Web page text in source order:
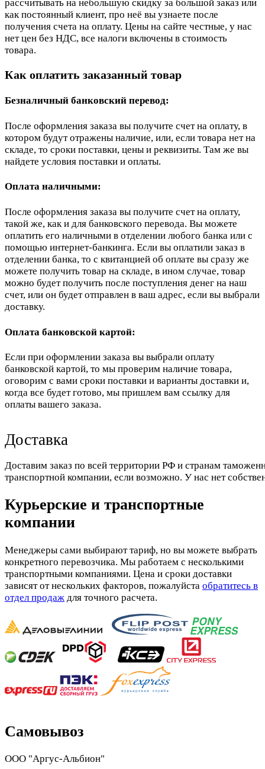
рассчитывать на небольшую скидку за большой заказ или
как постоянный клиент, про неё вы узнаете после
получения счета на оплату. Цены на сайте честные, у нас
нет цен без НДС, все налоги включены в стоимость
товара.
Как оплатить заказанный товар
Безналичный банковский перевод:
После оформления заказа вы получите счет на оплату, в
котором будут отражены наличие, или, если товара нет на
складе, то сроки поставки, цены и реквизиты. Там же вы
найдете условия поставки и оплаты.
Оплата наличными:
После оформления заказа вы получите счет на оплату,
такой же, как и для банковского перевода. Вы можете
оплатить его наличными в отделении любого банка или с
помощью интернет-банкинга. Если вы оплатили заказ в
отделении банка, то с квитанцией об оплате вы сразу же
можете получить товар на складе, в ином случае, товар
можно будет получить после поступления денег на наш
счет, или он будет отправлен в ваш адрес, если вы выбрали
доставку.
Оплата банковской картой:
Если при оформлении заказа вы выбрали оплату
банковской картой, то мы проверим наличие товара,
оговорим с вами сроки поставки и варианты доставки и,
когда все будет готово, мы пришлем вам ссылку для
оплаты вашего заказа.
Доставка
Доставим заказ по всей территории РФ и странам
транспортной компании, если возможно. У нас нет
Курьерские и транспортные
компании
Менеджеры сами выбирают тариф, но вы можете выбрать
конкретного перевозчика. Мы работаем с несколькими
транспортными компаниями. Цена и сроки доставки
зависят от нескольких факторов, пожалуйста обратитесь в
отдел продаж для точного расчета.
Самовывоз
ООО "Аргус-Альбион"